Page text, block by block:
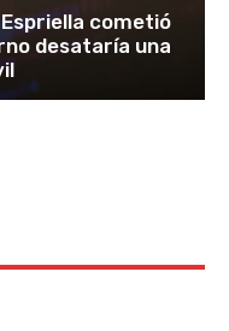
cometió
desataría una